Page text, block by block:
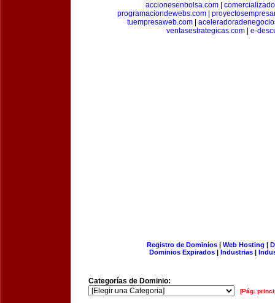
accionesenbolsa.com
programaciondewebs.com
tuempresaweb.com
ventasestrategicas.com| e-
Registro de Dominios| Web Hosting |
Dominios Expirados | Industrias |
Categorías de Dominio:
[Pág.